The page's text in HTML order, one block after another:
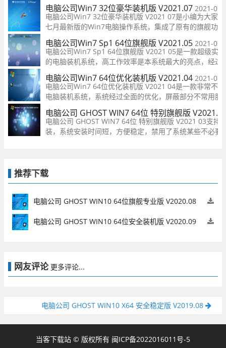
度快，5-8分钟就能安装完成，非常的便捷！
电脑公司Win7 32位豪华装机版 V2021.07 2021-07-
电脑公司Win7 32位豪华装机版 V2021 07是小编为大家
七月最新版的Win7电脑操作系统，集成了原有的旗舰功
用户可以通过这个图像组件自由使用各种服务并完成操作
提供多种装机方式，用户可以自由选择，操作简单，非常
便捷！
电脑公司Win7 Sp1 64位旗舰版 V2021.05 2021-07-
电脑公司Win7 Sp1 64位旗舰版 V2021 05是一款超级实用
的电脑装机系统，高工作效率是本系统最大的亮点，经过
层优化，确保了系统的稳定性非常良好，电脑公司Win7
位旗舰版可以智能判断硬件类型并安装最兼容的驱动，大
节省了装机时间，适用于所有型号
电脑公司Win7 64位优化装机版 V2021.04 2021-07-
电脑公司Win7 64位优化装机版 V2021 04是一款非常不
电脑装机系统，系统经过全面的优化，屏蔽部分不常用服
务，让你的电脑运行更加流畅，这里为大家提供多种装机
式，兼容各种电脑机型，用户可以随时一键快速装机，非
的便捷！
电脑公司 GHOST WIN7 64位 特别旗舰版
电脑公司 GHOST WIN7 64位 特别旗舰版 V2021 03支持
装，系统安装时间短，方便稳定，禁用了系统某些不必要
推荐下载
电脑公司 GHOST WIN10 64位旗舰专业版 V2020.08
【64位】
电脑公司 GHOST WIN10 64位安全装机版 V2020.09
网友评论 更多评论...
电脑公司 GHOST WIN10 X64 安全稳定版 V2019.08
当客下载站 © 版权所有 闽ICP备2022016011号-5